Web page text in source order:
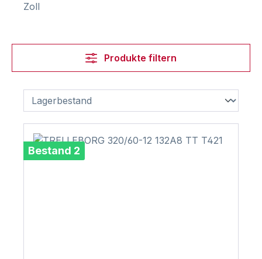
Zoll
Produkte filtern
Bestand 2